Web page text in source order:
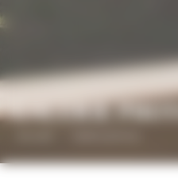
GALERIE